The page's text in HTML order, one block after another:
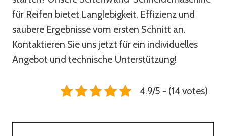
für Reifen bietet Langlebigkeit, Effizienz und
saubere Ergebnisse vom ersten Schnitt an.
Kontaktieren Sie uns jetzt für ein individuelles
Angebot und technische Unterstützung!
4.9/5 - (14 votes)